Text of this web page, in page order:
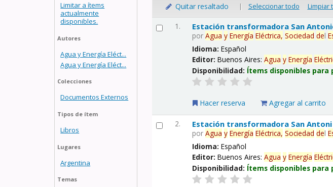
Limitar a ítems
actualmente
disponibles.
Autores
Agua y Energía Eléct...
Agua y Energía Eléct...
Colecciones
Documentos Externos
Tipos de ítem
Libros
Lugares
Argentina
Temas
Quitar resaltado | Seleccionar todo Limpiar
1. Estación transformadora San
porAgua y Energía Eléctrica, Sociedad del
Idioma:Español
Editor:Buenos Aires:Agua y Energía
Disponibilidad: Ítems disponibles
Hacer reserva Agregar al carrito
2. Estación transformadora San
porAgua y Energía Eléctrica, Sociedad del
Idioma:Español
Editor:Buenos Aires:Agua y Energía
Disponibilidad: Ítems disponibles